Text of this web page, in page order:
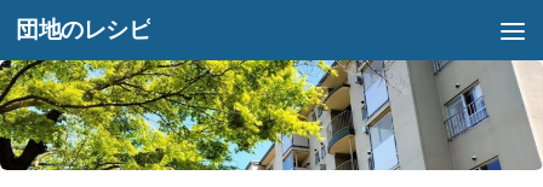
コンテンツへスキップ
団地のレシピ